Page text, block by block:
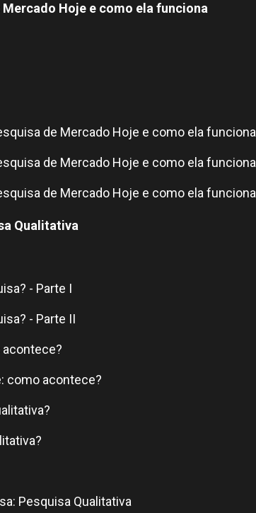
Hoje e como ela funciona
de Mercado Hoje e como ela funciona
de Mercado Hoje e como ela funciona
de Mercado Hoje e como ela funciona
Qualitativa
- Parte I
- Parte II
como acontece?
Pesquisa Qualitativa